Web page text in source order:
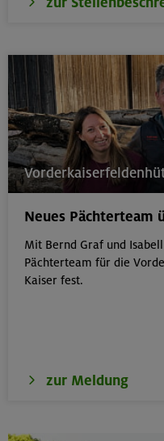
Neues Pächterteam
Mit Bernd Graf und
Pächterteam für die
Kaiser fest.
zur Meldung